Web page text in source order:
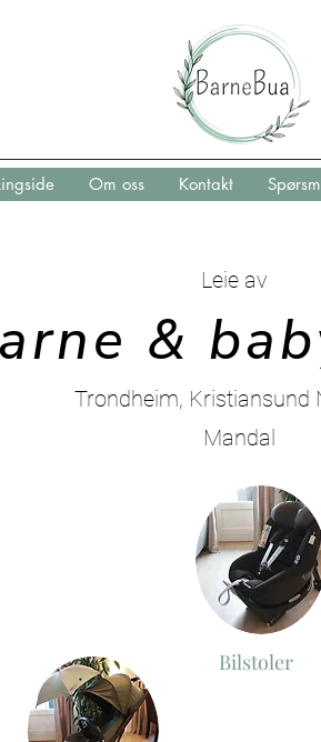
Om oss Kontakt
Leie av
&
Trondheim, Kristiansund
Mandal
Bilstoler